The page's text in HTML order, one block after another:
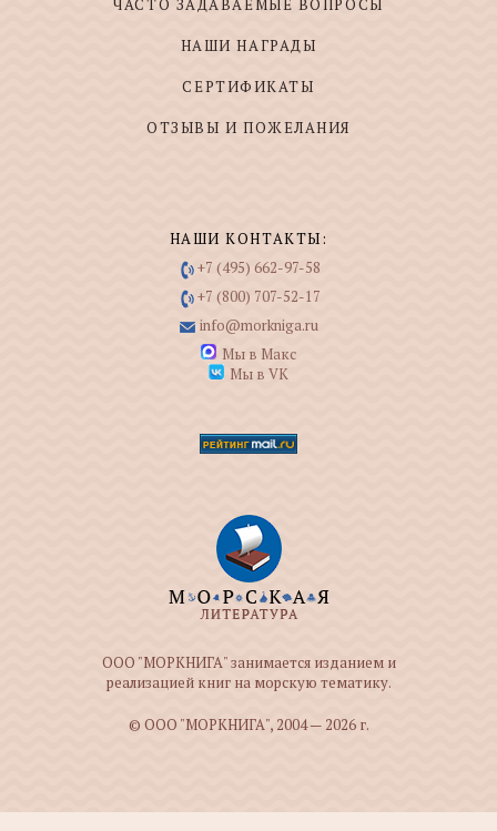
ЧАСТО ЗАДАВАЕМЫЕ ВОПРОСЫ
НАШИ НАГРАДЫ
СЕРТИФИКАТЫ
ОТЗЫВЫ И ПОЖЕЛАНИЯ
НАШИ КОНТАКТЫ:
+7 (495) 662-97-58
+7 (800) 707-52-17
info@morkniga.ru
Мы в Макс
Мы в VK
ООО "МОРКНИГА" занимается изданием и
реализацией книг на морскую тематику.
© ООО "МОРКНИГА", 2004 — 2026 г.